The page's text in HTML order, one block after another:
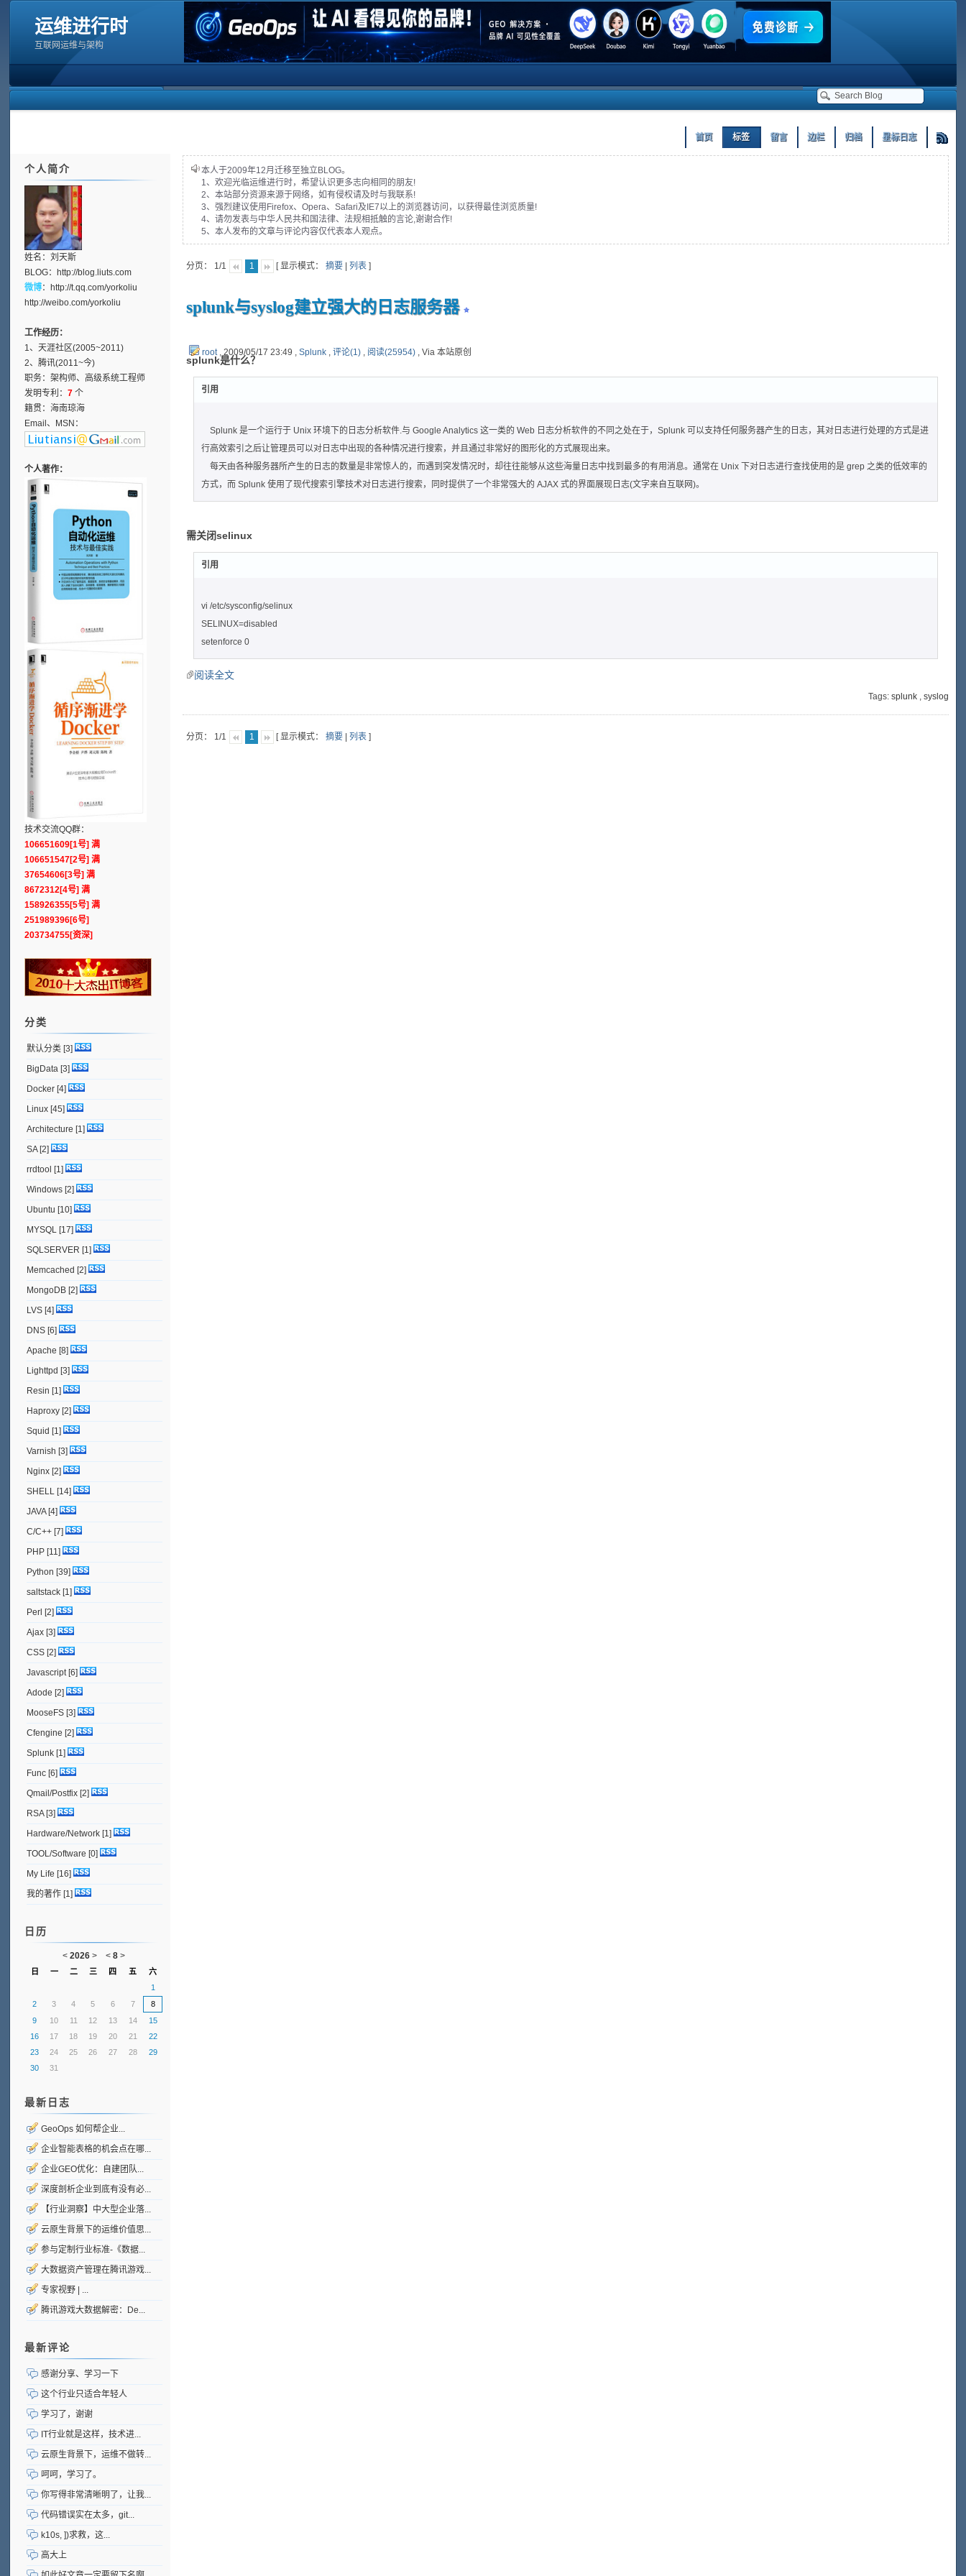
运维进行时
互联网运维与架构
首页 标签 留言 边栏 归档 星标日志
本人于2009年12月迁移至独立BLOG。
1、欢迎光临运维进行时，希望认识更多志向相同的朋友!
2、本站部分资源来源于网络，如有侵权请及时与我联系!
3、强烈建议使用Firefox、Opera、Safari及IE7以上的浏览器访问，以获得最佳浏览质量!
4、请勿发表与中华人民共和国法律、法规相抵触的言论,谢谢合作!
5、本人发布的文章与评论内容仅代表本人观点。
分页： 1/1 1 [ 显示模式：摘要 |列表 ]
splunk与syslog建立强大的日志服务器
root, 2009/05/17 23:49 ,Splunk ,评论(1) , 阅读(25954) , Via 本站原创
splunk是什么？
引用
Splunk 是一个运行于 Unix 环境下的日志分析软件.与 Google Analytics 这一类的 Web 日志分析软件的不同之处在于，Splunk 可以支持任何服务器产生的日志，其对日志进行处理的方式是进
行高效索引之后让管理员可以对日志中出现的各种情况进行搜索，并且通过非常好的图形化的方式展现出来。
每天由各种服务器所产生的日志的数量是非常惊人的，而遇到突发情况时，却往往能够从这些海量日志中找到最多的有用消息。通常在 Unix 下对日志进行查找使用的是 grep 之类的低效率的
方式，而 Splunk 使用了现代搜索引擎技术对日志进行搜索，同时提供了一个非常强大的 AJAX 式的界面展现日志(文字来自互联网)。
需关闭selinux
引用
vi /etc/sysconfig/selinux
SELINUX=disabled
setenforce 0
阅读全文
Tags: splunk, syslog
分页： 1/1 1 [ 显示模式：摘要 |列表 ]
个人简介
姓名：刘天斯
BLOG：http://blog.liuts.com
微博：http://t.qq.com/yorkoliu
http://weibo.com/yorkoliu
工作经历：
1、天涯社区(2005~2011)
2、腾讯(2011~今)
职务：架构师、高级系统工程师
发明专利：7 个
籍贯：海南琼海
Email、MSN：
个人著作：
技术交流QQ群：
106651609[1号] 满
106651547[2号] 满
37654606[3号] 满
8672312[4号] 满
158926355[5号] 满
251989396[6号]
203734755[资深]
分类
默认分类 [3]
BigData [3]
Docker [4]
Linux [45]
Architecture [1]
SA[2]
rrdtool [1]
Windows [2]
Ubuntu [10]
MYSQL [17]
SQLSERVER [1]
Memcached [2]
MongoDB [2]
LVS [4]
DNS [6]
Apache [8]
Lighttpd [3]
Resin [1]
Haproxy [2]
Squid [1]
Varnish [3]
Nginx [2]
SHELL [14]
JAVA[4]
C/C++ [7]
PHP [11]
Python [39]
saltstack [1]
Perl [2]
Ajax [3]
CSS [2]
Javascript [6]
Adode [2]
MooseFS [3]
Cfengine [2]
Splunk [1]
Func [6]
Qmail/Postfix [2]
RSA[3]
Hardware/Network [1]
TOOL/Software [0]
My Life [16]
我的著作 [1]
日历
< 2026 > < 8 >
日 一 二 三 四 五
六
1
2
3 4 5 6 7
8
9
10 11 12 13 14
15
16
17 18 19 20 21
22
23
24 25 26 27 28
29
30
31
最新日志
GeoOps 如何帮企业...
企业智能表格的机会点在哪...
企业GEO优化：自建团队...
深度剖析企业到底有没有必...
【行业洞察】中大型企业落...
云原生背景下的运维价值思...
参与定制行业标准-《数据...
大数据资产管理在腾讯游戏...
专家视野 | ...
腾讯游戏大数据解密：De...
最新评论
感谢分享、学习一下
这个行业只适合年轻人
学习了，谢谢
IT行业就是这样，技术进...
云原生背景下，运维不做转...
呵呵，学习了。
你写得非常清晰明了，让我...
代码错误实在太多，git...
k10s, ])求救，这...
高大上